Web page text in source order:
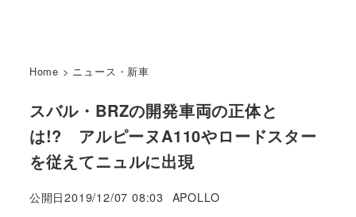
Home > ニュース・新車
スバル・BRZの開発車両の正体と
は!? アルピーヌA110やロードスター
を従えてニュルに出現
公開日2019/12/07 08:03
著
APOLLO